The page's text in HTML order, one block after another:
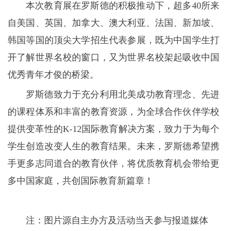
本次教育展在罗斯德的积极推动下，超多40所来
自美国、英国、加拿大、澳大利亚、法国、新加坡、
韩国等国的顶尖大学招生代表参展，既为中国学生打
开了解世界名校的窗口，又为世界名校架起吸收中国
优秀青年才俊的桥梁。
罗斯德致力于充分利用北美成功教育理念、先进
的课程体系和丰富的教育资源，为全球合作伙伴学校
提供变革性的K-12国际教育解决方案，致力于为每个
学生创造改变人生的教育结果。未来，罗斯德希望携
手更多志同道合的教育伙伴，将优质教育机会带给更
多中国家庭，共创国际教育新篇章！
注：图片源自主办方及活动当天参与报道媒体